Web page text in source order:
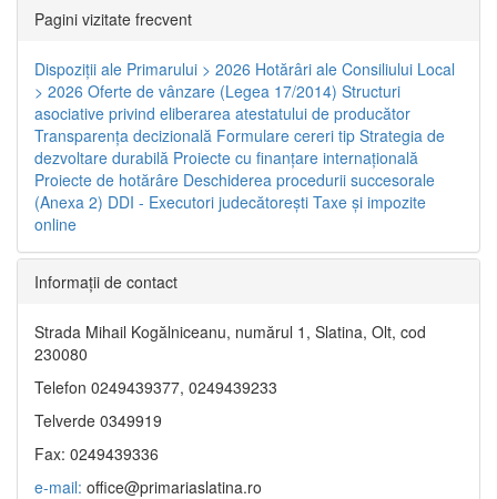
Pagini vizitate frecvent
Dispoziţii ale Primarului > 2026 Hotărâri ale Consiliului Local
> 2026 Oferte de vânzare (Legea 17/2014) Structuri
asociative privind eliberarea atestatului de producător
Transparenţa decizională Formulare cereri tip Strategia de
dezvoltare durabilă Proiecte cu finanţare internaţională
Proiecte de hotărâre Deschiderea procedurii succesorale
(Anexa 2) DDI - Executori judecătorești Taxe şi impozite
online
Informaţii de contact
Strada Mihail Kogălniceanu, numărul 1, Slatina, Olt, cod
230080
Telefon 0249439377, 0249439233
Telverde 0349919
Fax: 0249439336
e-mail: office@primariaslatina.ro